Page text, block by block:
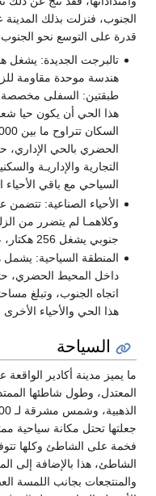
الجنوب، فنزلت بذلك
قدرة على التوسع نحو
تالبرجت الجديدة: يشغل
هندسة موحدة مقاومة
طبقتين: السفلى مخصصة
هذا الحي أن يكون حيا
الحضري بالحي
التجارية والإداريـة
السياحي مع باقي الأحياء
الأحياء الصناعية:
وكلاهمـا لم يتضرر من
جنوبي يشغل 256 هكتار، عرف ارتفاعا في قدرته الإيوائية.
المنطقة السياحية: يشمل
داخل المحيط الحضري،
هذا الحي والأحياء
السياحة
ما يميز مدينة أكادير
جعلتها تحتل مكانة سياحية
فخمة على الشاطئ وكلها
الشاطئ، هذا بالإضافة إلى
والمنتجعات بجانب اللمسة